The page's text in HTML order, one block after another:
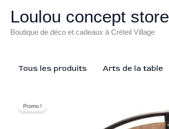
Loulou concept store
Boutique de déco et cadeaux à Créteil Village
Tous les produits Arts de la table
Promo !